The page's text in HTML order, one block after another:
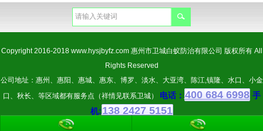
Copyright 2016-2018 www.hysjbyfz.com惠州市卫城白蚁防治有限公司 版权所有 All
Rights Reserved
公司地址：惠州、惠阳、惠城、惠东、博罗、淡水、大亚湾、陈江,镇隆、水口、小金
口、秋长、等区域都有服务点（祥情见联系卫城）
电话： 400 684 6998 手
机:138 2427 5151